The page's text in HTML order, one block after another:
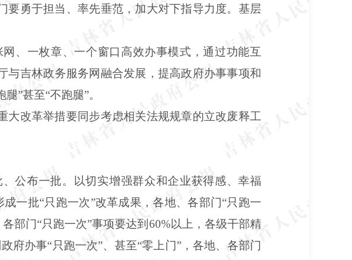
勇于担当、率先垂范，加大对下指导力度。基层
、一枚章、一个窗口高效办事模式，通过功能互
吉林政务服务网融合发展，提高政府办事事项和
”甚至“不跑腿”。
改革举措要同步考虑相关法规规章的立改废释工
公布一批。以切实增强群众和企业获得感、幸福
一批“只跑一次”改革成果，各地、各部门“只跑一
部门“只跑一次”事项要达到60%以上，各级干部精
府办事“只跑一次”、甚至“零上门”，各地、各部门